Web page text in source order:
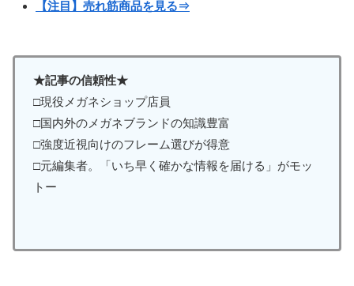
【注目】売れ筋商品を見る⇒
★記事の信頼性★
□現役メガネショップ店員
□国内外のメガネブランドの知識豊富
□強度近視向けのフレーム選びが得意
□元編集者。「いち早く確かな情報を届ける」がモッ
トー